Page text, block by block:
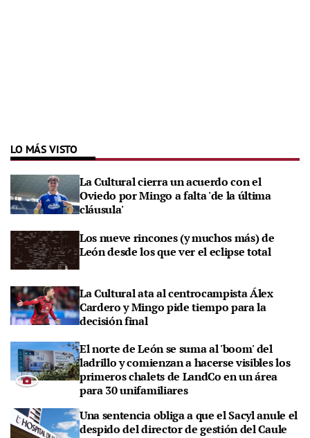
LO MÁS VISTO
La Cultural cierra un acuerdo con el
Oviedo por Mingo a falta 'de la última
cláusula'
Los nueve rincones (y muchos más) de
León desde los que ver el eclipse total
La Cultural ata al centrocampista Álex
Cardero y Mingo pide tiempo para la
decisión final
El norte de León se suma al 'boom' del
ladrillo y comienzan a hacerse visibles los
primeros chalets de LandCo en un área
para 30 unifamiliares
Una sentencia obliga a que el Sacyl anule el
despido del director de gestión del Caule